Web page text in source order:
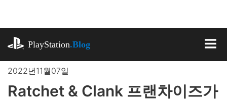
로
뛰
PlayStation.Blog
2022년11월07일
Ratchet & Clank 프랜차이즈가